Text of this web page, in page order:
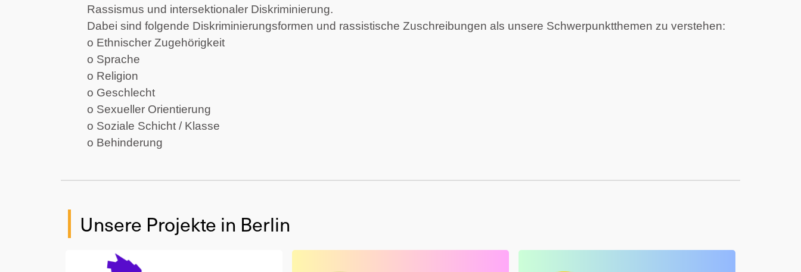
Rassismus und intersektionaler Diskriminierung.
Dabei sind folgende Diskriminierungsformen und rassistische Zuschreibungen als unsere Schwerpunktthemen zu verstehen:
o Ethnischer Zugehörigkeit
o Sprache
o Religion
o Geschlecht
o Sexueller Orientierung
o Soziale Schicht / Klasse
o Behinderung
Unsere Projekte in Berlin